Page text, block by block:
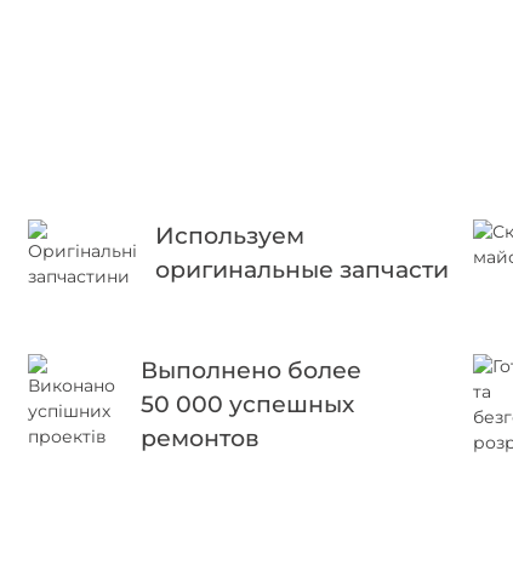
Используем
оригинальные запчасти
Выполнено более
50 000 успешных
ремонтов